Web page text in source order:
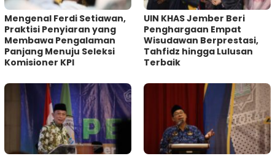
Mengenal Ferdi Setiawan,
Praktisi Penyiaran yang
Membawa Pengalaman
Panjang Menuju Seleksi
Komisioner KPI
UIN KHAS Jember Beri
Penghargaan Empat
Wisudawan Berprestasi,
Tahfidz hingga Lulusan
Terbaik